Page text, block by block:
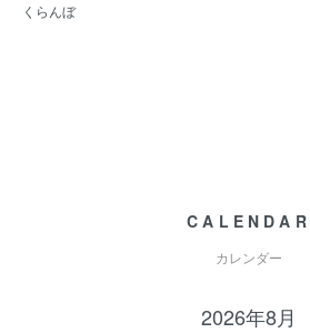
くらんぼ
CALENDAR
カレンダー
2026年8月